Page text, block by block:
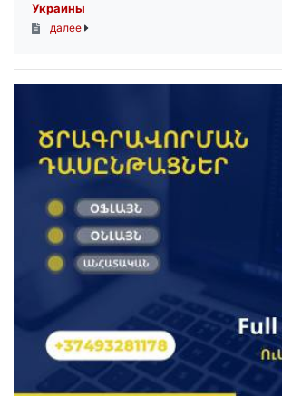
Украины
далее